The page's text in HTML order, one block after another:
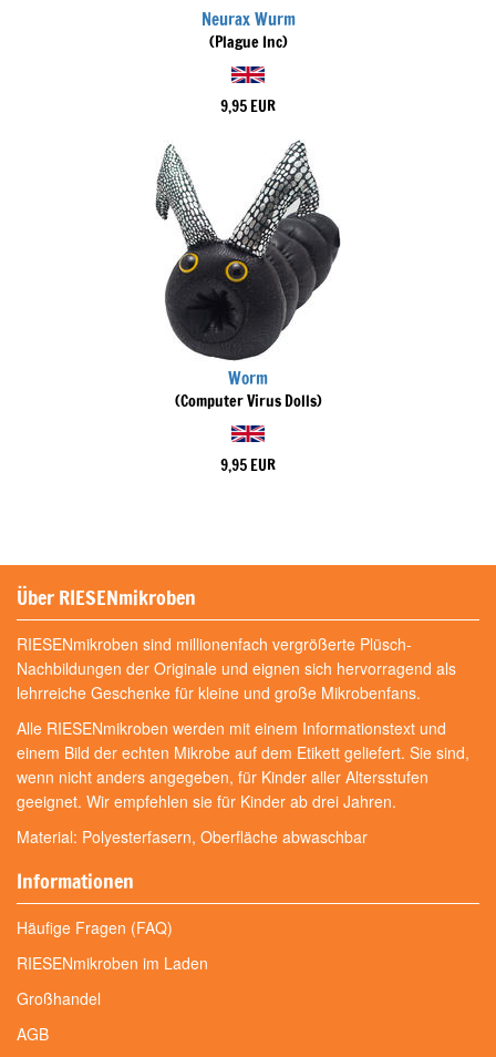
Neurax Wurm
(Plague Inc)
9,95 EUR
Worm
(Computer Virus Dolls)
9,95 EUR
Über RIESENmikroben
RIESENmikroben sind millionenfach vergrößerte Plüsch-
Nachbildungen der Originale und eignen sich hervorragend als
lehrreiche Geschenke für kleine und große Mikrobenfans.
Alle RIESENmikroben werden mit einem Informationstext und
einem Bild der echten Mikrobe auf dem Etikett geliefert. Sie sind,
wenn nicht anders angegeben, für Kinder aller Altersstufen
geeignet. Wir empfehlen sie für Kinder ab drei Jahren.
Material: Polyesterfasern, Oberfläche abwaschbar
Informationen
Häufige Fragen (FAQ)
RIESENmikroben im Laden
Großhandel
AGB